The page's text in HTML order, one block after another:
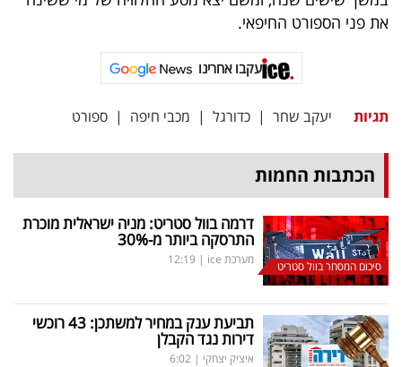
פרסמו
באייס
אחרינו:
את פני הספורט החיפאי.
עקבו אחרינו
תגיות יעקב שחר | כדורגל | מכבי חיפה | ספורט
הכתבות החמות
סיכום המסחר בוול סטריט
דרמה בוול סטריט: מניה ישראלית מוכרת
התרסקה ביותר מ-30%
מערכת ice |
12:19
תביעת ענק במחיר למשתכן: 43 רוכשי
דירות נגד הקבלן
איציק יצחקי |
6:02